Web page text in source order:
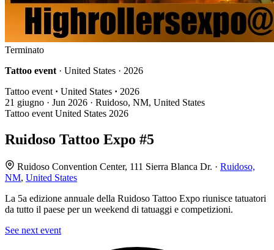
Terminato
Tattoo event · United States · 2026
Tattoo event · United States · 2026
21 giugno · Jun 2026 · Ruidoso, NM, United States
Tattoo event United States 2026
Ruidoso Tattoo Expo #5
Ruidoso Convention Center, 111 Sierra Blanca Dr. · Ruidoso,
NM, United States
La 5a edizione annuale della Ruidoso Tattoo Expo riunisce tatuatori
da tutto il paese per un weekend di tatuaggi e competizioni.
See next event